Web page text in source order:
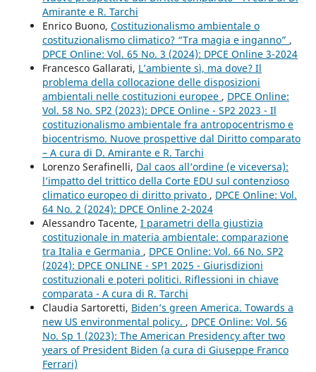
Amirante e R. Tarchi
Enrico Buono, Costituzionalismo ambientale o
costituzionalismo climatico? “Tra magia e inganno” ,
DPCE Online: Vol. 65 No. 3 (2024): DPCE Online 3-2024
Francesco Gallarati, L’ambiente sì, ma dove? Il
problema della collocazione delle disposizioni
ambientali nelle costituzioni europee , DPCE Online:
Vol. 58 No. SP2 (2023): DPCE Online - SP2 2023 - Il
costituzionalismo ambientale fra antropocentrismo e
biocentrismo. Nuove prospettive dal Diritto comparato
– A cura di D. Amirante e R. Tarchi
Lorenzo Serafinelli, Dal caos all’ordine (e viceversa):
l’impatto del trittico della Corte EDU sul contenzioso
climatico europeo di diritto privato , DPCE Online: Vol.
64 No. 2 (2024): DPCE Online 2-2024
Alessandro Tacente, I parametri della giustizia
costituzionale in materia ambientale: comparazione
tra Italia e Germania , DPCE Online: Vol. 66 No. SP2
(2024): DPCE ONLINE - SP1 2025 - Giurisdizioni
costituzionali e poteri politici. Riflessioni in chiave
comparata - A cura di R. Tarchi
Claudia Sartoretti, Biden’s green America. Towards a
new US environmental policy. , DPCE Online: Vol. 56
No. Sp 1 (2023): The American Presidency after two
years of President Biden (a cura di Giuseppe Franco
Ferrari)